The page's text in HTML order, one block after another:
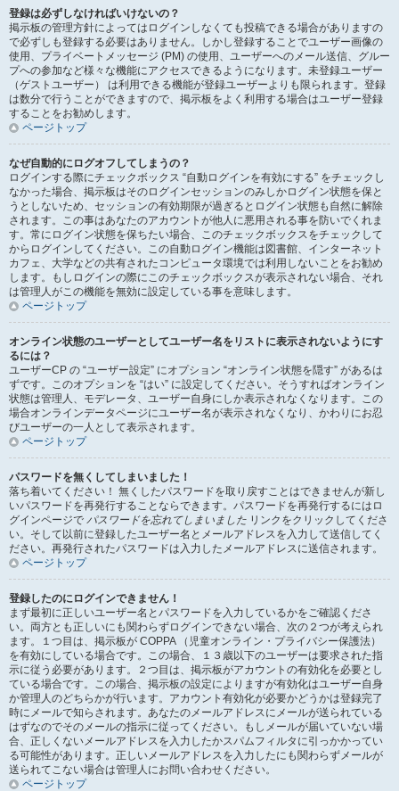
登録は必ずしなければいけないの？
掲示板の管理方針によってはログインしなくても投稿できる場合がありますの
で必ずしも登録する必要はありません。しかし登録することでユーザー画像の
使用、プライベートメッセージ (PM) の使用、ユーザーへのメール送信、グルー
プへの参加など様々な機能にアクセスできるようになります。未登録ユーザー
（ゲストユーザー） は利用できる機能が登録ユーザーよりも限られます。登録
は数分で行うことができますので、掲示板をよく利用する場合はユーザー登録
することをお勧めします。
ページトップ
なぜ自動的にログオフしてしまうの？
ログインする際にチェックボックス “自動ログインを有効にする” をチェックし
なかった場合、掲示板はそのログインセッションのみしかログイン状態を保と
うとしないため、セッションの有効期限が過ぎるとログイン状態も自然に解除
されます。この事はあなたのアカウントが他人に悪用される事を防いでくれま
す。常にログイン状態を保ちたい場合、このチェックボックスをチェックして
からログインしてください。この自動ログイン機能は図書館、インターネット
カフェ、大学などの共有されたコンピュータ環境では利用しないことをお勧め
します。もしログインの際にこのチェックボックスが表示されない場合、それ
は管理人がこの機能を無効に設定している事を意味します。
ページトップ
オンライン状態のユーザーとしてユーザー名をリストに表示されないようにす
るには？
ユーザーCP の “ユーザー設定” にオプション “オンライン状態を隠す” があるは
ずです。このオプションを “はい” に設定してください。そうすればオンライン
状態は管理人、モデレータ、ユーザー自身にしか表示されなくなります。この
場合オンラインデータページにユーザー名が表示されなくなり、かわりにお忍
びユーザーの一人として表示されます。
ページトップ
パスワードを無くしてしまいました！
落ち着いてください！ 無くしたパスワードを取り戻すことはできませんが新し
いパスワードを再発行することならできます。パスワードを再発行するにはロ
グインページで パスワードを忘れてしまいました リンクをクリックしてくださ
い。そして以前に登録したユーザー名とメールアドレスを入力して送信してく
ださい。再発行されたパスワードは入力したメールアドレスに送信されます。
ページトップ
登録したのにログインできません！
まず最初に正しいユーザー名とパスワードを入力しているかをご確認くださ
い。両方とも正しいにも関わらずログインできない場合、次の２つが考えられ
ます。１つ目は、掲示板が COPPA （児童オンライン・プライバシー保護法）
を有効にしている場合です。この場合、１３歳以下のユーザーは要求された指
示に従う必要があります。２つ目は、掲示板がアカウントの有効化を必要とし
ている場合です。この場合、掲示板の設定によりますが有効化はユーザー自身
か管理人のどちらかが行います。アカウント有効化が必要かどうかは登録完了
時にメールで知らされます。あなたのメールアドレスにメールが送られている
はずなのでそのメールの指示に従ってください。もしメールが届いていない場
合、正しくないメールアドレスを入力したかスパムフィルタに引っかかってい
る可能性があります。正しいメールアドレスを入力したにも関わらずメールが
送られてこない場合は管理人にお問い合わせください。
ページトップ